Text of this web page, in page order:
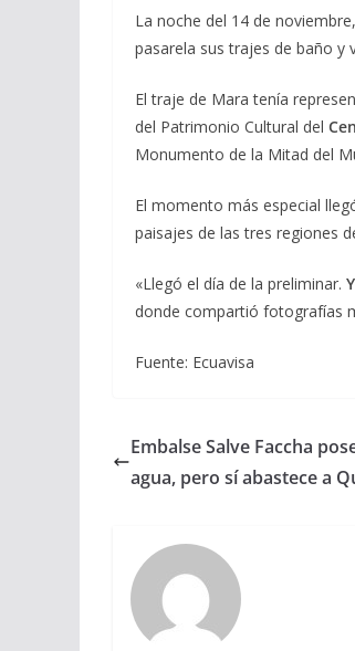
La noche del 14 de
pasarela sus trajes de baño y
El traje de Mara tenía
del Patrimonio Cultural del
Monumento de la Mitad del
El momento más especial
paisajes de las tres regiones
«Llegó el día de la preliminar.
donde compartió fotografías
Fuente: Ecuavisa
Embalse Salve Faccha
agua, pero sí abastece a